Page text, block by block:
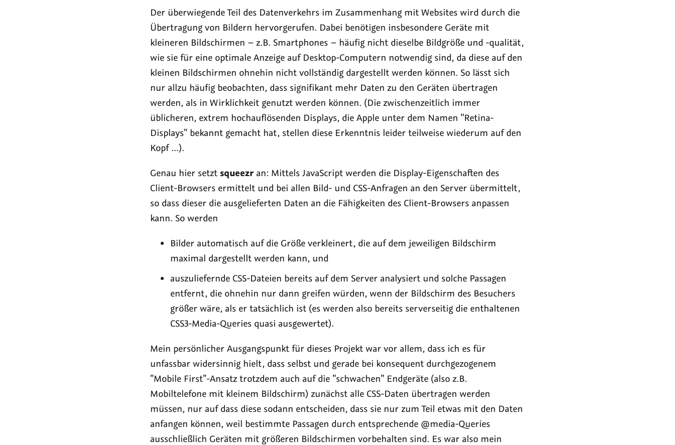
in
Nürnberg
Der überwiegende Teil des Datenverkehrs im Zusammenhang mit Websites wird durch die
Übertragung von Bildern hervorgerufen. Dabei benötigen insbesondere Geräte mit
kleineren Bildschirmen – z.B. Smartphones – häufig nicht dieselbe Bildgröße und -qualität,
wie sie für eine optimale Anzeige auf Desktop-Computern notwendig sind, da diese auf den
kleinen Bildschirmen ohnehin nicht vollständig dargestellt werden können. So lässt sich
nur allzu häufig beobachten, dass signifikant mehr Daten zu den Geräten übertragen
werden, als in Wirklichkeit genutzt werden können. (Die zwischenzeitlich immer
üblicheren, extrem hochauflösenden Displays, die Apple unter dem Namen "Retina-
Displays" bekannt gemacht hat, stellen diese Erkenntnis leider teilweise wiederum auf den
Kopf ...).
Genau hier setzt squeezran: Mittels JavaScript werden die Display-Eigenschaften des
Client-Browsers ermittelt und bei allen Bild- und CSS-Anfragen an den Server übermittelt,
so dass dieser die ausgelieferten Daten an die Fähigkeiten des Client-Browsers anpassen
kann. So werden
Bilder automatisch auf die Größe verkleinert, die auf dem jeweiligen Bildschirm
maximal dargestellt werden kann, und
auszuliefernde CSS-Dateien bereits auf dem Server analysiert und solche Passagen
entfernt, die ohnehin nur dann greifen würden, wenn der Bildschirm des Besuchers
größer wäre, als er tatsächlich ist (es werden also bereits serverseitig die enthaltenen
CSS3-Media-Queries quasi ausgewertet).
Mein persönlicher Ausgangspunkt für dieses Projekt war vor allem, dass ich es für
unfassbar widersinnig hielt, dass selbst und gerade bei konsequent durchgezogenem
"Mobile First"-Ansatz trotzdem auch auf die "schwachen" Endgeräte (also z.B.
Mobiltelefone mit kleinem Bildschirm) zunächst alle CSS-Daten übertragen werden
müssen, nur auf dass diese sodann entscheiden, dass sie nur zum Teil etwas mit den Daten
anfangen können, weil bestimmte Passagen durch entsprechende @media-Queries
ausschließlich Geräten mit größeren Bildschirmen vorbehalten sind. Es war also mein